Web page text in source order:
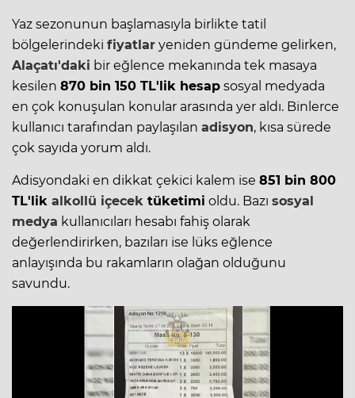
Yaz sezonunun başlamasıyla birlikte tatil
bölgelerindeki fiyatlar yeniden gündeme gelirken,
Alaçatı'daki bir eğlence mekanında tek masaya
kesilen 870 bin 150 TL'lik hesap sosyal medyada
en çok konuşulan konular arasında yer aldı. Binlerce
kullanıcı tarafından paylaşılan adisyon, kısa sürede
çok sayıda yorum aldı.
Adisyondaki en dikkat çekici kalem ise 851 bin 800
TL'lik alkollü içecek tüketimi oldu. Bazı sosyal
medya kullanıcıları hesabı fahiş olarak
değerlendirirken, bazıları ise lüks eğlence
anlayışında bu rakamların olağan olduğunu
savundu.